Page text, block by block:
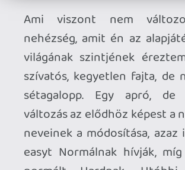
megtérülő vételnek tartom, pláne az
előddel összecsomagolva.
Pro:
önálló DLC;
még mindig pofás grafika;
az új pályaelemek és ellenfelek
többsége;